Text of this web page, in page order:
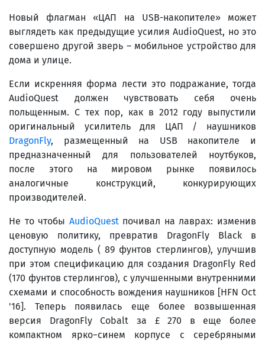
Новый флагман «ЦАП на USB-накопителе» может
выглядеть как предыдущие усилия AudioQuest, но это
совершено другой зверь – мобильное устройство для
дома и улице.
Если искренняя форма лести это подражание, тогда
AudioQuest должен чувствовать себя очень
польщенным. С тех пор, как в 2012 году выпустили
оригинальный усилитель для ЦАП / наушников
DragonFly, размещенный на USB накопителе и
предназначенный для пользователей ноутбуков,
после этого на мировом рынке появилось
аналогичные конструкций, конкурирующих
производителей.
Не то чтобы AudioQuestпочивал на лаврах: изменив
ценовую политику, превратив DragonFly Black в
доступную модель ( 89 фунтов стерлингов), улучшив
при этом спецификацию для создания DragonFly Red
(170 фунтов стерлингов), с улучшенными внутренними
схемами и способность вождения наушников [HFN Oct
'16]. Теперь появилась еще более возвышенная
версия DragonFly Cobalt за £ 270 в еще более
компактном ярко−синем корпусе с серебряными